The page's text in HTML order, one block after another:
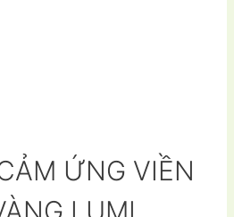
ỨNG VIỀN